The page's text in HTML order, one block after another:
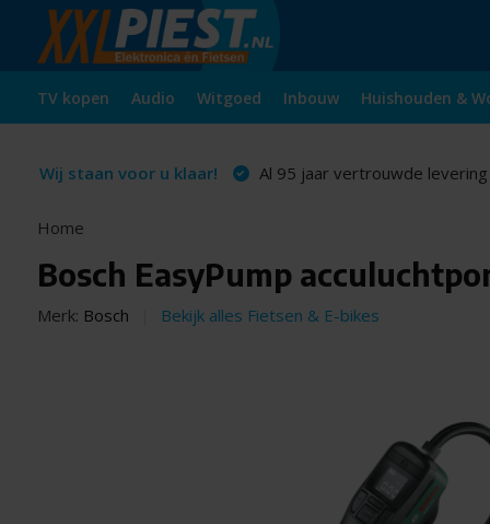
TV kopen Audio Witgoed Inbouw Huishouden &
Wij staan voor u klaar! Al 95 jaar vertrouwde
Home
Bosch EasyPump
Merk: Bosch Bekijk alles Fietsen & E-bikes